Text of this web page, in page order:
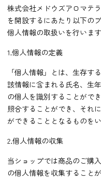
株式会社メドウズアロマテ
を開設するにあたり以下の
個人情報の取扱いを行います
1.個人情報の定義
「個人情報」とは、生存す
該情報に含まれる氏名、生
の個人を識別することがで
照合することができ、それ
ができることとなるものをい
2.個人情報の収集
当ショップでは商品のご購
の個人情報を収集すること